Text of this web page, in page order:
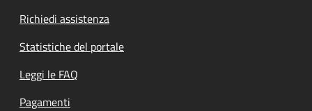
Richiedi assistenza
Statistiche del portale
Leggi le FAQ
Pagamenti